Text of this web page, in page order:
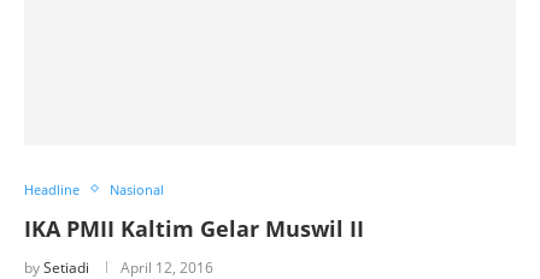
Headline Nasional
IKA PMII Kaltim Gelar Muswil II
bySetiadi April 12, 2016